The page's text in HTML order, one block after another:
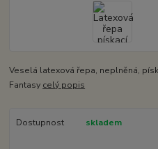
Veselá latexová řepa, neplněná,
Fantasy celý popis
Dostupnost skladem